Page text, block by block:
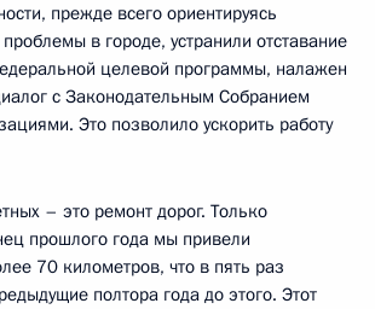
прежде всего ориентируясь
в городе, устранили отставание
целевой программы, налажен
с Законодательным Собранием
Это позволило ускорить работу
– это ремонт дорог. Только
прошлого года мы привели
70 километров, что в пять раз
полтора года до этого. Этот